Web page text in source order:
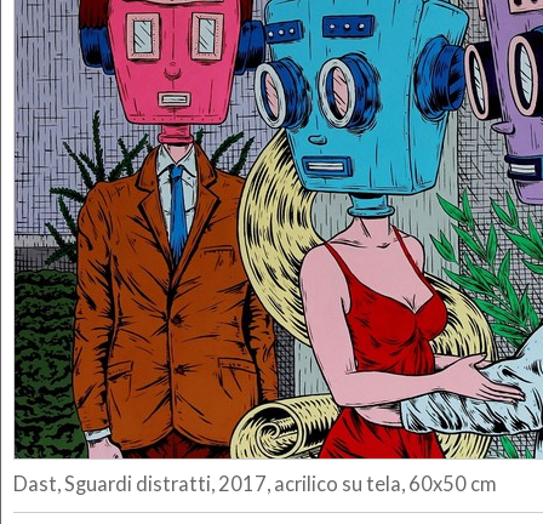
Dast, Sguardi distratti, 2017, acrilico su tela, 60x50 cm